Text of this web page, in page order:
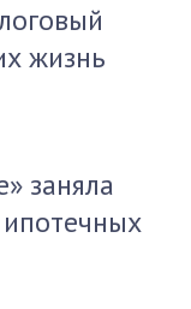
жизнь
заняла